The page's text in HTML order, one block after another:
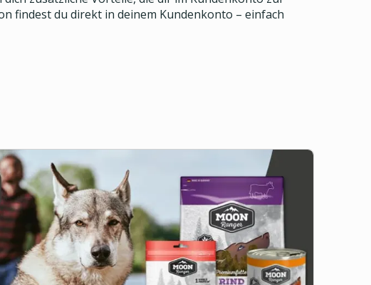
findest du direkt in deinem Kundenkonto – einfach